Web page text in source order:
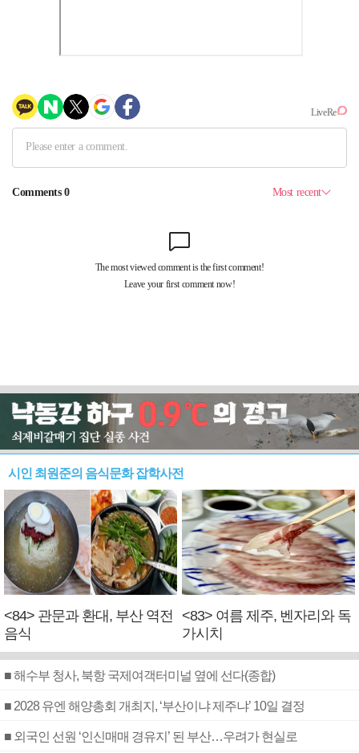
시인 최원준의 음식문화 잡학사전
<84> 관문과 환대, 부산 역전
음식
<83> 여름 제주, 벤자리와 독
가시치
■ 해수부 청사, 북항 국제여객터미널 옆에 선다(종합)
■ 2028 유엔 해양총회 개최지, ‘부산이냐 제주냐’ 10일 결정
■ 외국인 선원 ‘인신매매 경유지’ 된 부산…우려가 현실로